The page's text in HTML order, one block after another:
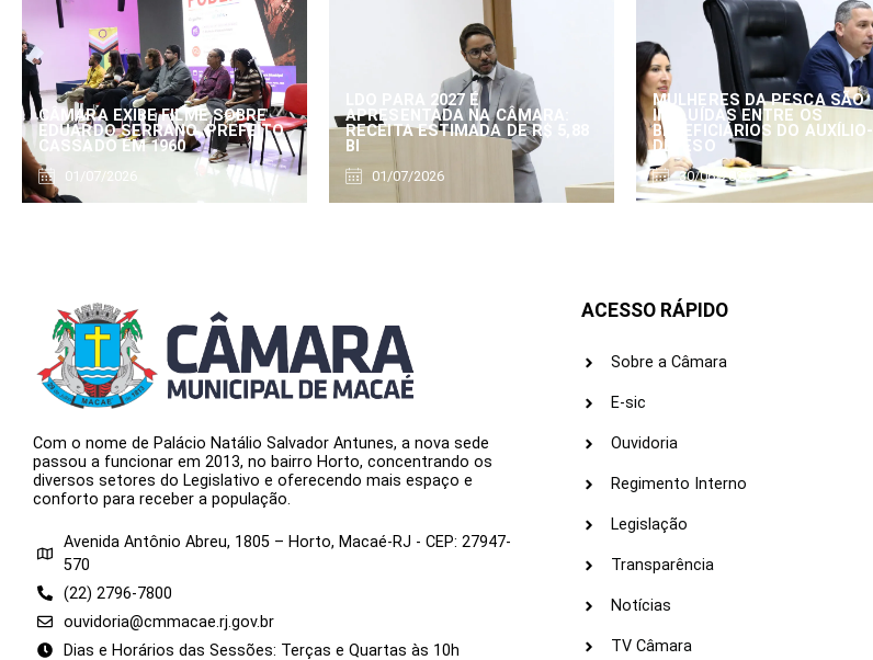
CÂMARA EXIBE FILME SOBRE
EDUARDO SERRANO, PREFEITO
CASSADO EM 1960
01/07/2026
LDO PARA 2027 É
APRESENTADA NA CÂMARA:
RECEITA ESTIMADA DE R$ 5,88
BI
01/07/2026
MULHERES DA PESCA SÃO
INCLUÍDAS ENTRE OS
BENEFICIÁRIOS DO AUXÍLIO-
DEFESO
30/06/2026
Com o nome de Palácio Natálio Salvador Antunes, a nova sede
passou a funcionar em 2013, no bairro Horto, concentrando os
diversos setores do Legislativo e oferecendo mais espaço e
conforto para receber a população.
Avenida Antônio Abreu, 1805 – Horto, Macaé-RJ - CEP: 27947-
570
(22) 2796-7800
ouvidoria@cmmacae.rj.gov.br
Dias e Horários das Sessões: Terças e Quartas às 10h
ACESSO RÁPIDO
Sobre a Câmara
E-sic
Ouvidoria
Regimento Interno
Legislação
Transparência
Notícias
TV Câmara